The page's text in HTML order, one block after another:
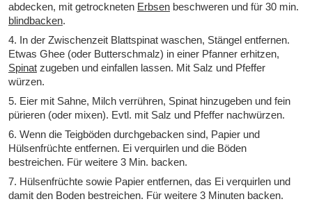
abdecken, mit getrockneten Erbsen beschweren und für 30 min.
blindbacken.
4. In der Zwischenzeit Blattspinat waschen, Stängel entfernen.
Etwas Ghee (oder Butterschmalz) in einer Pfanner erhitzen,
Spinat zugeben und einfallen lassen. Mit Salz und Pfeffer
würzen.
5. Eier mit Sahne, Milch verrühren, Spinat hinzugeben und fein
pürieren (oder mixen). Evtl. mit Salz und Pfeffer nachwürzen.
6. Wenn die Teigböden durchgebacken sind, Papier und
Hülsenfrüchte entfernen. Ei verquirlen und die Böden
bestreichen. Für weitere 3 Min. backen.
7. Hülsenfrüchte sowie Papier entfernen, das Ei verquirlen und
damit den Boden bestreichen. Für weitere 3 Minuten backen.